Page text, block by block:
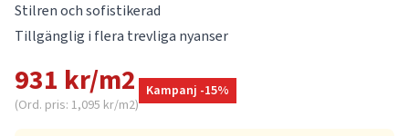
Stilren och sofistikerad
Tillgänglig i flera trevliga nyanser
931 kr/m2
(Ord. pris: 1,095 kr/m2)
Kampanj -15%